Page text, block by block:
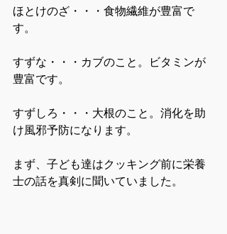
ほとけのざ・・・食物繊維が豊富で
す。
すずな・・・カブのこと。ビタミンが
豊富です。
すずしろ・・・大根のこと。消化を助
け風邪予防になります。
まず、子ども達はクッキング前に栄養
士の話を真剣に聞いていました。